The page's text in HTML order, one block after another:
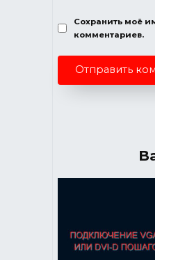
Сохранить моё имя,
комментариев.